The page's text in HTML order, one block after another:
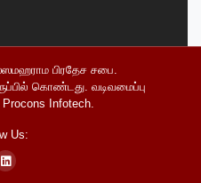
பிரதேச சபை.
கொண்டது. வடிவமைப்பு
Procons Infotech.
Us: